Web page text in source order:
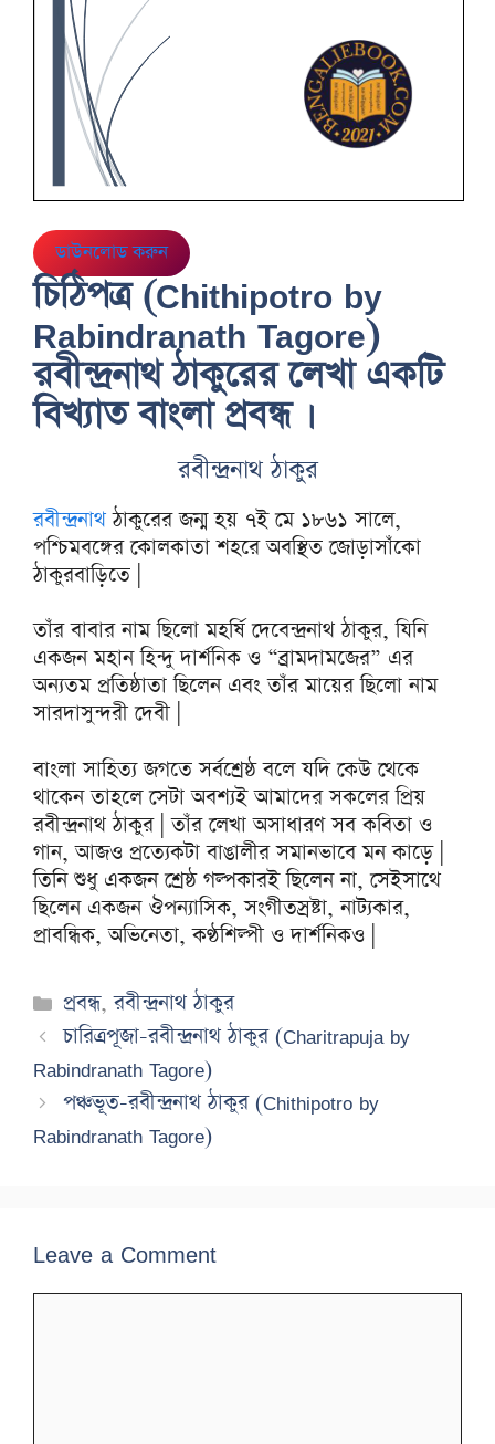
ডাউনলোড করুন
চিঠিপত্র (Chithipotro by
Rabindranath Tagore)
রবীন্দ্রনাথ ঠাকুরের লেখা একটি
বিখ্যাত বাংলা প্রবন্ধ ।
রবীন্দ্রনাথ ঠাকুর
রবীন্দ্রনাথঠাকুরের জন্ম হয় ৭ই মে ১৮৬১ সালে,
পশ্চিমবঙ্গের কোলকাতা শহরে অবস্থিত জোড়াসাঁকো
ঠাকুরবাড়িতে |
তাঁর বাবার নাম ছিলো মহর্ষি দেবেন্দ্রনাথ ঠাকুর, যিনি
একজন মহান হিন্দু দার্শনিক ও “ব্রামদামজের” এর
অন্যতম প্রতিষ্ঠাতা ছিলেন এবং তাঁর মায়ের ছিলো নাম
সারদাসুন্দরী দেবী |
বাংলা সাহিত্য জগতে সর্বশ্রেষ্ঠ বলে যদি কেউ থেকে
থাকেন তাহলে সেটা অবশ্যই আমাদের সকলের প্রিয়
রবীন্দ্রনাথ ঠাকুর | তাঁর লেখা অসাধারণ সব কবিতা ও
গান, আজও প্রত্যেকটা বাঙালীর সমানভাবে মন কাড়ে |
তিনি শুধু একজন শ্রেষ্ঠ গল্পকারই ছিলেন না, সেইসাথে
ছিলেন একজন ঔপন্যাসিক, সংগীতস্রষ্টা, নাট্যকার,
প্রাবন্ধিক, অভিনেতা, কণ্ঠশিল্পী ও দার্শনিকও |
Categories
প্রবন্ধ,রবীন্দ্রনাথ ঠাকুর
চারিত্রপূজা-রবীন্দ্রনাথ ঠাকুর (Charitrapuja by
Rabindranath Tagore)
পঞ্চভূত-রবীন্দ্রনাথ ঠাকুর (Chithipotro by
Rabindranath Tagore)
Leave a Comment